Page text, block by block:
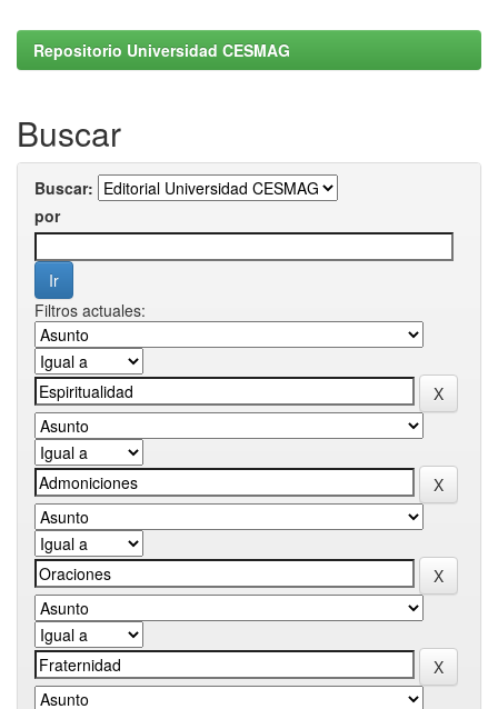
Repositorio Universidad CESMAG
Buscar
Buscar:
por
Filtros actuales: